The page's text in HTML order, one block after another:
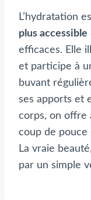
L’hydratation
plus accessible
efficaces. Elle
et participe à
buvant
ses apports et
corps, on offre
coup de pouce
La vraie
par un simple